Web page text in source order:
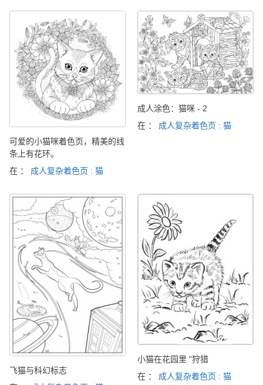
可爱的小猫咪着色页，精美的线
条上有花环。
在 ： 成人复杂着色页 : 猫
成人涂色：猫咪 - 2
在 ： 成人复杂着色页 : 猫
飞猫与科幻标志
小猫在花园里 "狩猎
在 ： 成人复杂着色页 : 猫